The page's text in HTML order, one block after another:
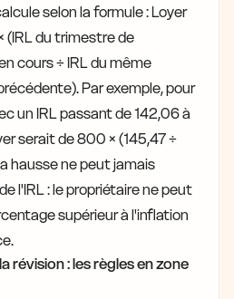
selon la formule : Loyer
(IRL du trimestre de
cours ÷ IRL du même
Par exemple, pour
un IRL passant de 142,06 à
serait de 800 × (145,47 ÷
hausse ne peut jamais
l'IRL : le propriétaire ne peut
supérieur à l'inflation
révision : les règles en zone